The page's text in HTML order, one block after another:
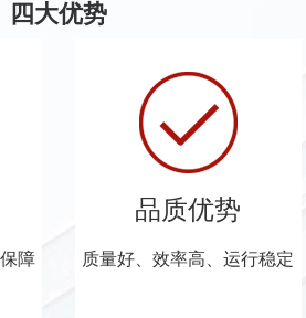
四大优势
障
品质优势
质量好、效率高、运行稳定